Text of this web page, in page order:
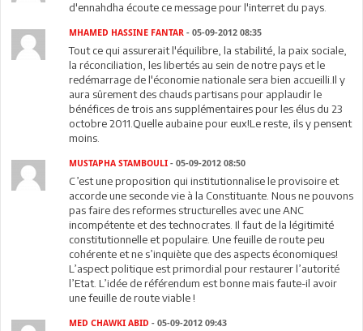
d'ennahdha écoute ce message pour l'interret du pays.
MHAMED HASSINE FANTAR - 05-09-2012 08:35
Tout ce qui assurerait l'équilibre, la stabilité, la paix sociale,
la réconciliation, les libertés au sein de notre pays et le
redémarrage de l'économie nationale sera bien accueilli.Il y
aura sûrement des chauds partisans pour applaudir le
bénéfices de trois ans supplémentaires pour les élus du 23
octobre 2011.Quelle aubaine pour eux!Le reste, ils y pensent
moins.
MUSTAPHA STAMBOULI - 05-09-2012 08:50
C’est une proposition qui institutionnalise le provisoire et
accorde une seconde vie à la Constituante. Nous ne pouvons
pas faire des reformes structurelles avec une ANC
incompétente et des technocrates. Il faut de la légitimité
constitutionnelle et populaire. Une feuille de route peu
cohérente et ne s’inquiète que des aspects économiques!
L’aspect politique est primordial pour restaurer l’autorité
l’Etat. L’idée de référendum est bonne mais faute-il avoir
une feuille de route viable !
MED CHAWKI ABID - 05-09-2012 09:43